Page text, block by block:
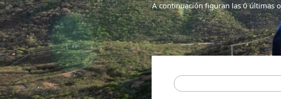
A continuación figuran las 0 últimas